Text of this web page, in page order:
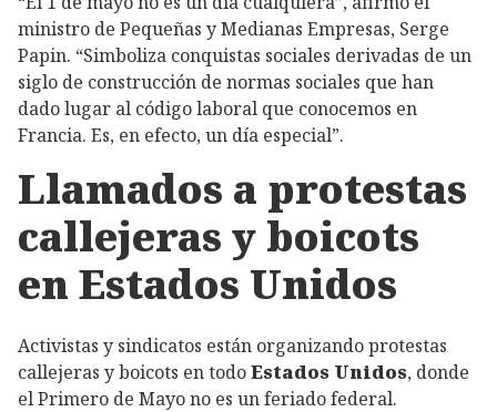
ministro de Pequeñas y Medianas Empresas, Serge
Papin. “Simboliza conquistas sociales derivadas de un
siglo de construcción de normas sociales que han
dado lugar al código laboral que conocemos en
Francia. Es, en efecto, un día especial”.
Llamados a protestas
callejeras y boicots
en Estados Unidos
Activistas y sindicatos están organizando protestas
callejeras y boicots en todoEstados Unidos, donde
el Primero de Mayo no es un feriado federal.